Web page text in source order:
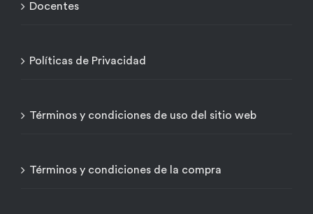
Docentes
Políticas de Privacidad
Términos y condiciones de uso del sitio web
Términos y condiciones de la compra